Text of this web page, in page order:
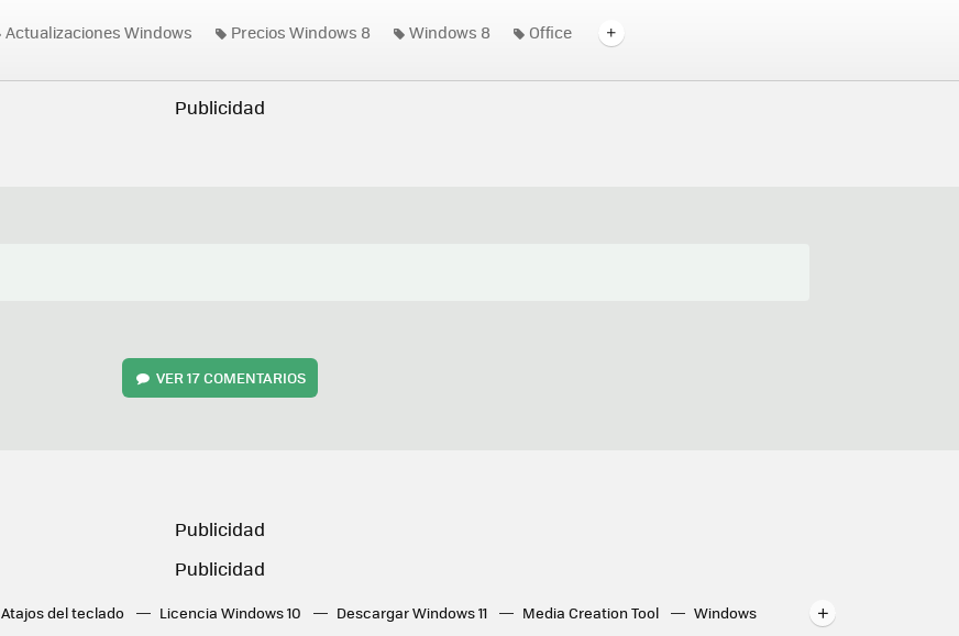
Actualizaciones Windows Precios Windows 8 Windows 8
Office
VER17 COMENTARIOS
Atajos del teclado Licencia Windows 10 Descargar Windows 11 Media Creation Tool
Windows